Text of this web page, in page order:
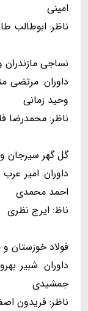
امینی
ناظر: ابوطالب
نساجی
داوران: مرتضی
وحید زمانی
ناظر: محمدرضا
گل گهر سیرجان
داوران: امیر
احمد محمدی
ناظ: ایرج نظری
فولاد خوزستان
داوران: شبیر
جمشیدی
ناظر: فریدون